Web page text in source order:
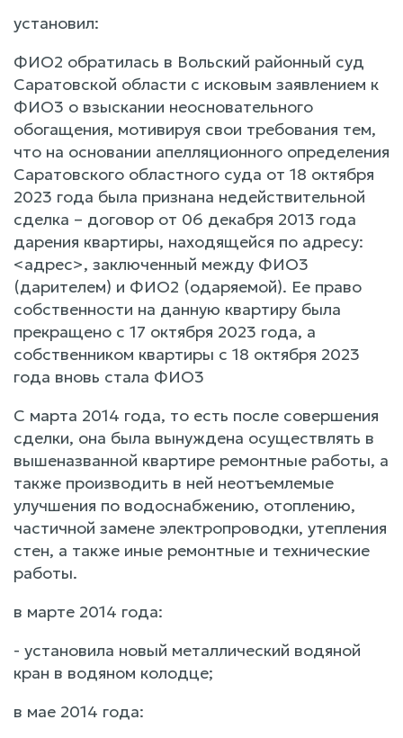
установил:
ФИО2 обратилась в Вольский районный суд
Саратовской области с исковым заявлением к
ФИО3 о взыскании неосновательного
обогащения, мотивируя свои требования тем,
что на основании апелляционного определения
Саратовского областного суда от 18 октября
2023 года была признана недействительной
сделка – договор от 06 декабря 2013 года
дарения квартиры, находящейся по адресу:
<адрес>, заключенный между ФИО3
(дарителем) и ФИО2 (одаряемой). Ее право
собственности на данную квартиру была
прекращено с 17 октября 2023 года, а
собственником квартиры с 18 октября 2023
года вновь стала ФИО3
С марта 2014 года, то есть после совершения
сделки, она была вынуждена осуществлять в
вышеназванной квартире ремонтные работы, а
также производить в ней неотъемлемые
улучшения по водоснабжению, отоплению,
частичной замене электропроводки, утепления
стен, а также иные ремонтные и технические
работы.
в марте 2014 года:
- установила новый металлический водяной
кран в водяном колодце;
в мае 2014 года: